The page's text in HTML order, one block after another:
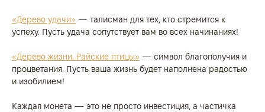
«Дерево удачи» — талисман для тех, кто стремится к
успеху. Пусть удача сопутствует вам во всех начинаниях!
«Дерево жизни. Райские птицы» — символ благополучия и
процветания. Пусть ваша жизнь будет наполнена радостью
и изобилием!
Каждая монета — это не просто инвестиция, а частичка